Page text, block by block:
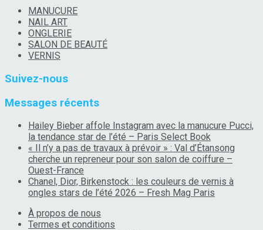
MANUCURE
NAIL ART
ONGLERIE
SALON DE BEAUTÉ
VERNIS
Suivez-nous
Messages récents
Hailey Bieber affole Instagram avec la manucure Pucci,
la tendance star de l’été – Paris Select Book
« Il n’y a pas de travaux à prévoir » : Val d’Étansong
cherche un repreneur pour son salon de coiffure –
Ouest-France
Chanel, Dior, Birkenstock : les couleurs de vernis à
ongles stars de l’été 2026 – Fresh Mag Paris
À propos de nous
Termes et conditions